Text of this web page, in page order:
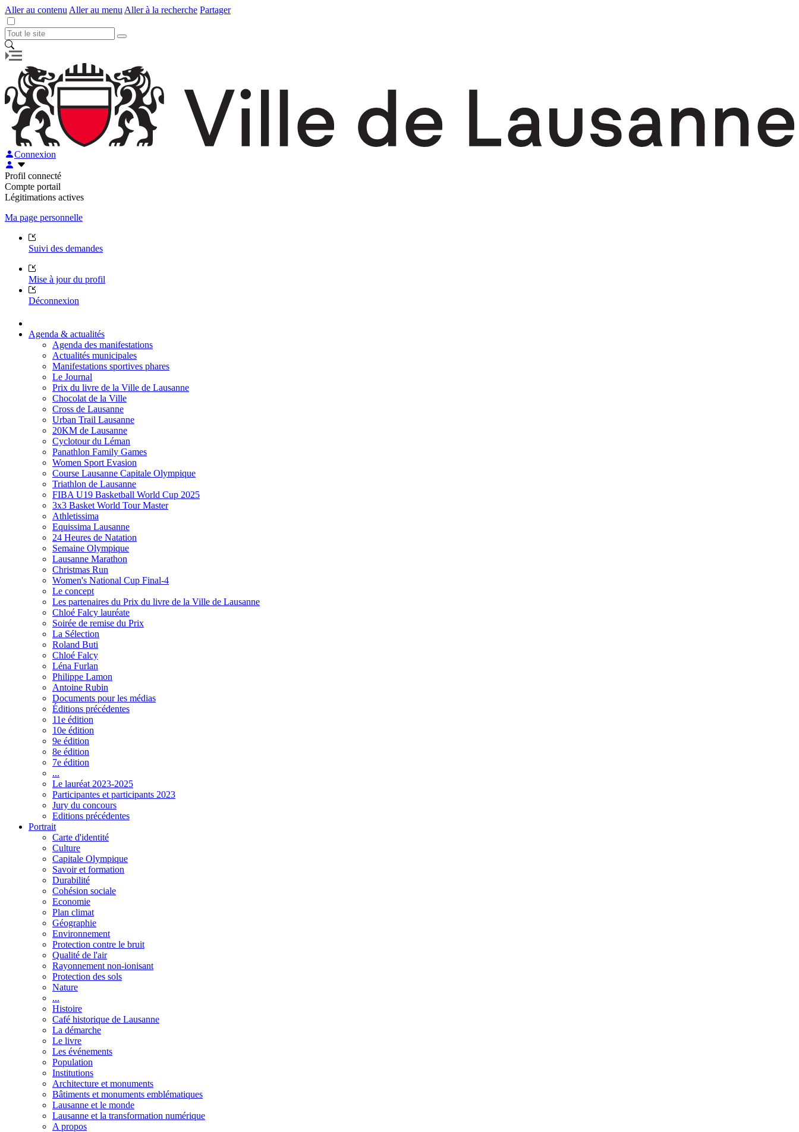
Aller au contenu Aller au menu Aller à la recherche Partager
Connexion
Profil connecté
Compte portail
Légitimations actives
Ma page personnelle
Suivi des demandes
Mise à jour du profil
Déconnexion
Agenda & actualités
Agenda des manifestations
Actualités municipales
Manifestations sportives phares
Le Journal
Prix du livre de la Ville de Lausanne
Chocolat de la Ville
Cross de Lausanne
Urban Trail Lausanne
20KM de Lausanne
Cyclotour du Léman
Panathlon Family Games
Women Sport Evasion
Course Lausanne Capitale Olympique
Triathlon de Lausanne
FIBA U19 Basketball World Cup 2025
3x3 Basket World Tour Master
Athletissima
Equissima Lausanne
24 Heures de Natation
Semaine Olympique
Lausanne Marathon
Christmas Run
Women's National Cup Final-4
Le concept
Les partenaires du Prix du livre de la Ville de Lausanne
Chloé Falcy lauréate
Soirée de remise du Prix
La Sélection
Roland Buti
Chloé Falcy
Léna Furlan
Philippe Lamon
Antoine Rubin
Documents pour les médias
Éditions précédentes
11e édition
10e édition
9e édition
8e édition
7e édition
...
Le lauréat 2023-2025
Participantes et participants 2023
Jury du concours
Editions précédentes
Portrait
Carte d'identité
Culture
Capitale Olympique
Savoir et formation
Durabilité
Cohésion sociale
Economie
Plan climat
Géographie
Environnement
Protection contre le bruit
Qualité de l'air
Rayonnement non-ionisant
Protection des sols
Nature
...
Histoire
Café historique de Lausanne
La démarche
Le livre
Les événements
Population
Institutions
Architecture et monuments
Bâtiments et monuments emblématiques
Lausanne et le monde
Lausanne et la transformation numérique
A propos